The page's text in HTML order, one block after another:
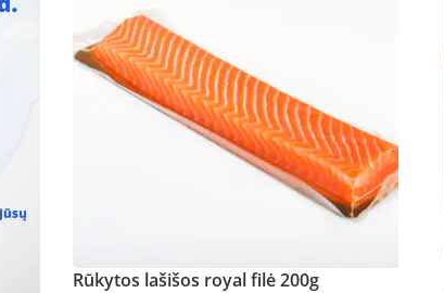
Rūkytos lašišos royal filė 200g